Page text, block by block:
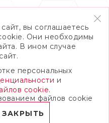
конфиденциальности
вы соглашаетесь
Они необходимы
В ином случае
персональных
и
cookie.
файлов cookie
ЗАКРЫТЬ